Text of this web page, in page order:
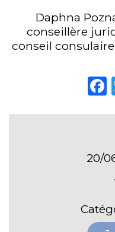
Daphna
conseillère
conseil
20/